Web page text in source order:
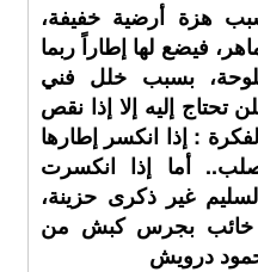
هزة أرضية خفيفة،
فيضع لها إطاراً ربما
بسبب خلل فني
تحتاج إليه إلا إذا نقص
: إذا انكسر إطارها
أما إذا انكسرت
غير ذكرى حزينة،
خائب بجرس كبش من
درويش